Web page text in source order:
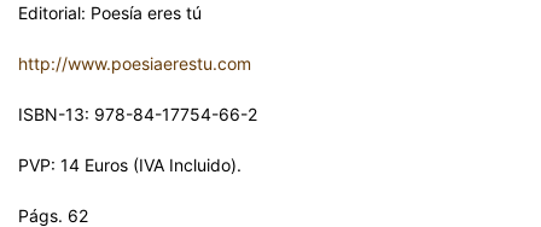
Editorial: Poesía eres tú
http://www.poesiaerestu.com
ISBN-13: 978-84-17754-66-2
PVP: 14 Euros (IVA Incluido).
Págs. 62